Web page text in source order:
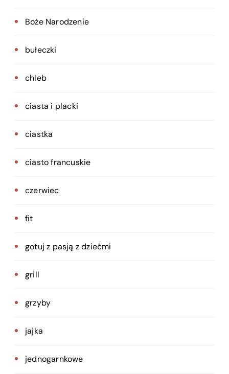
Boże Narodzenie
bułeczki
chleb
ciasta i placki
ciastka
ciasto francuskie
czerwiec
fit
gotuj z pasją z dziećmi
grill
grzyby
jajka
jednogarnkowe